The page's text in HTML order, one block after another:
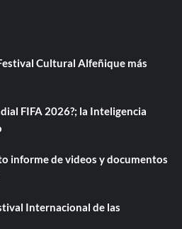
Cultural Alfeñique más
FIFA 2026?; la Inteligencia
informe de videos y documentos
Internacional de las